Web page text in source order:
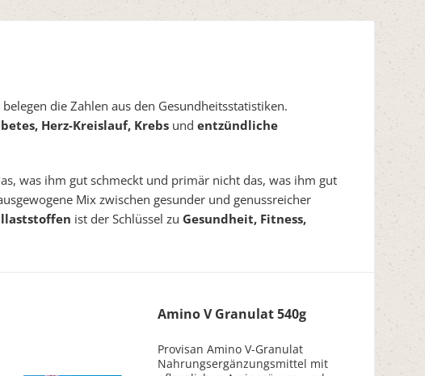
die Zahlen aus den Gesundheitsstatistiken.
Herz-Kreislauf, Krebs und entzündliche
was ihm gut schmeckt und primär nicht das, was ihm gut
Mix zwischen gesunder und genussreicher
ist der Schlüssel zu Gesundheit, Fitness,
Amino V Granulat 540g
Provisan Amino V-Granulat
Nahrungsergänzungsmittel mit